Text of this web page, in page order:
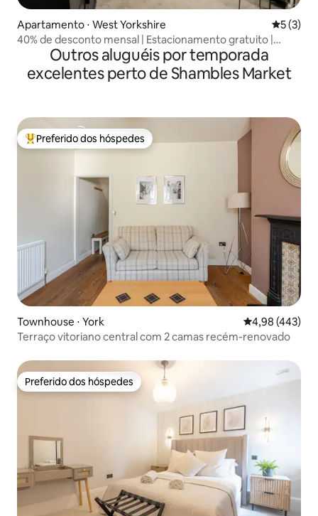
Apartamento ⋅ West Yorkshire 5 de
5 (3)
40% de desconto mensal | Estacionamento gratuito |
Centro da cidade de Leeds
Outros aluguéis por temporada
excelentes perto de Shambles Market
Entre os melhores preferidos dos hóspedes
Preferido dos hóspedes
Townhouse ⋅ York 4,98 de uma
4,98 (443)
Terraço vitoriano central com 2 camas recém-renovado
Preferido dos hóspedes
Preferido dos hóspedes